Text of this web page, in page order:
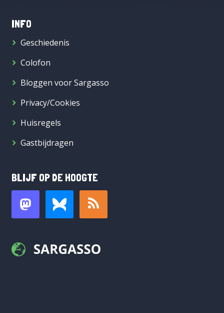
INFO
Geschiedenis
Colofon
Bloggen voor Sargasso
Privacy/Cookies
Huisregels
Gastbijdragen
BLIJF OP DE HOOGTE